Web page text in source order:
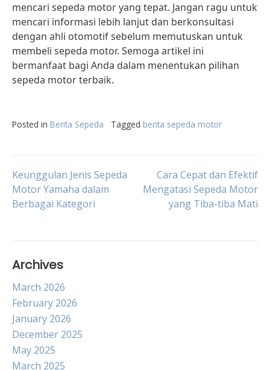
mencari sepeda motor yang tepat. Jangan ragu untuk
mencari informasi lebih lanjut dan berkonsultasi
dengan ahli otomotif sebelum memutuskan untuk
membeli sepeda motor. Semoga artikel ini
bermanfaat bagi Anda dalam menentukan pilihan
sepeda motor terbaik.
Posted in Berita Sepeda Tagged berita sepeda motor
Post
navigation
Keunggulan Jenis Sepeda
Motor Yamaha dalam
Berbagai Kategori
Cara Cepat dan Efektif
Mengatasi Sepeda Motor
yang Tiba-tiba Mati
Archives
March 2026
February 2026
January 2026
December 2025
May 2025
March 2025